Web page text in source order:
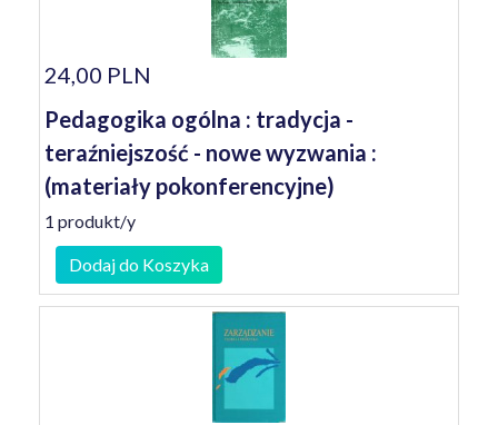
24,00 PLN
Pedagogika ogólna : tradycja -
teraźniejszość - nowe wyzwania :
(materiały pokonferencyjne)
1 produkt/y
Dodaj do Koszyka